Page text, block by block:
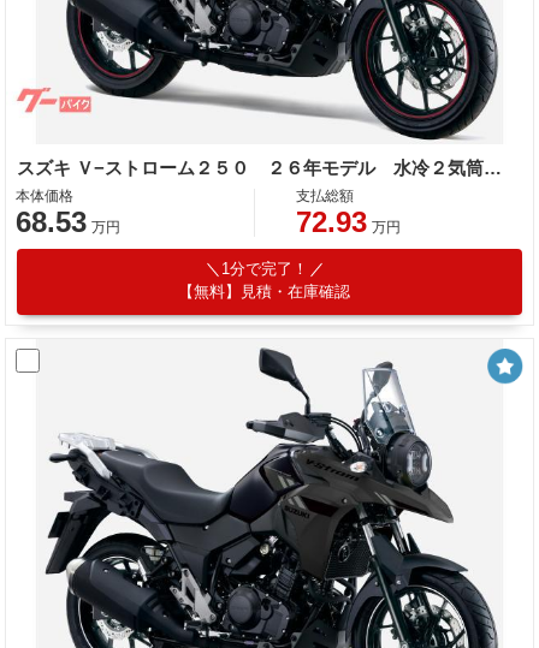
スズキ Ｖ−ストローム２５０ ２６年モデル 水冷２気筒エンジン ＬＥＤヘッドライト標準装備
本体価格
68.53 万円
支払総額
72.93 万円
1分で完了！
【無料】見積・在庫確認